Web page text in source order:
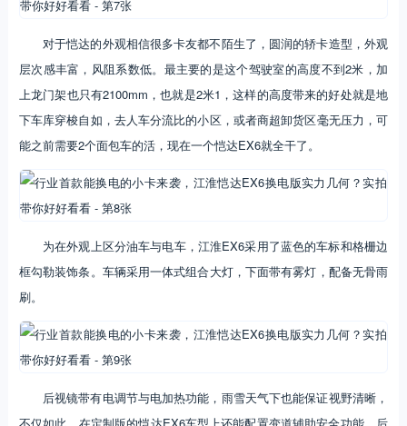
对于恺达的外观相信很多卡友都不陌生了，圆润的轿卡造型，外观
层次感丰富，风阻系数低。最主要的是这个驾驶室的高度不到2米，加
上龙门架也只有2100mm，也就是2米1，这样的高度带来的好处就是地
下车库穿梭自如，去人车分流比的小区，或者商超卸货区毫无压力，可
能之前需要2个面包车的活，现在一个恺达EX6就全干了。
为在外观上区分油车与电车，江淮EX6采用了蓝色的车标和格栅边
框勾勒装饰条。车辆采用一体式组合大灯，下面带有雾灯，配备无骨雨
刷。
后视镜带有电调节与电加热功能，雨雪天气下也能保证视野清晰，